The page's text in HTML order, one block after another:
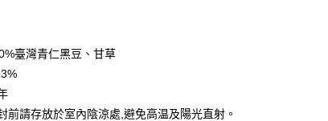
臺灣青仁黑豆、甘草
前請存放於室內陰涼處,避免高温及陽光直射。